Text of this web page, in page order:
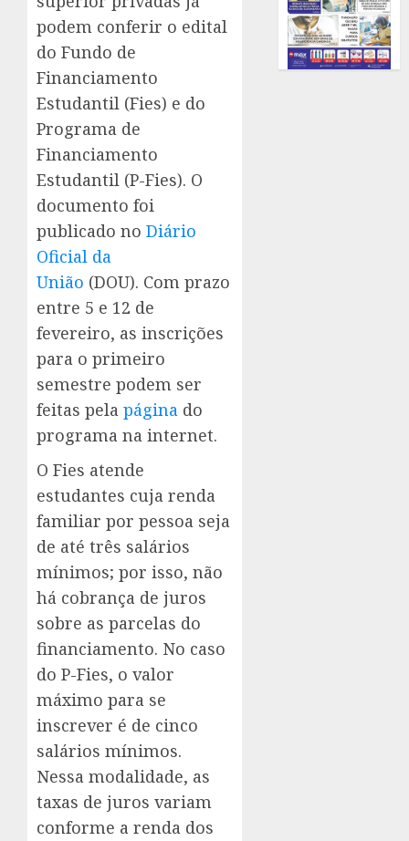
podem conferir o edital
do Fundo de
Financiamento
Estudantil (Fies) e do
Programa de
Financiamento
Estudantil (P-Fies). O
documento foi
publicado no Diário
Oficial da
União (DOU). Com prazo
entre 5 e 12 de
fevereiro, as inscrições
para o primeiro
semestre podem ser
feitas pela página do
programa na internet.
O Fies atende
estudantes cuja renda
familiar por pessoa seja
de até três salários
mínimos; por isso, não
há cobrança de juros
sobre as parcelas do
financiamento. No caso
do P-Fies, o valor
máximo para se
inscrever é de cinco
salários mínimos.
Nessa modalidade, as
taxas de juros variam
conforme a renda dos